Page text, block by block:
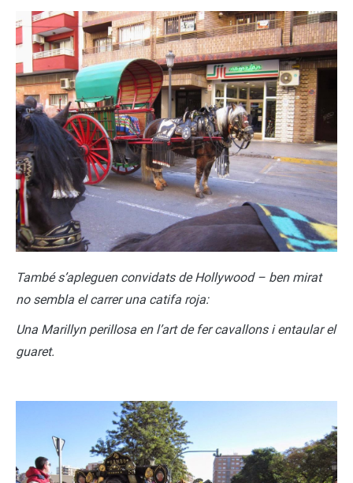
També s’apleguen convidats de Hollywood – ben mirat
no sembla el carrer una catifa roja:
Una Marillyn perillosa en l’art de fer cavallons i entaular el
guaret.